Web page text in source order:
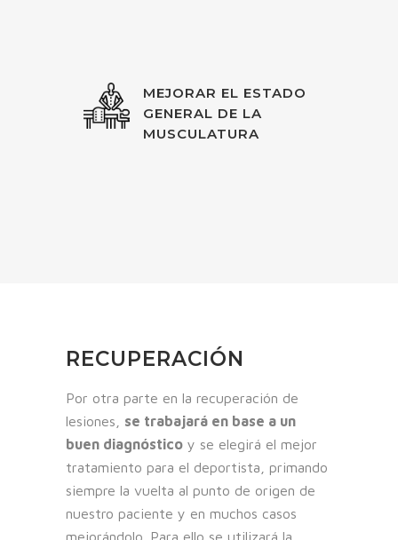
MEJORAR EL ESTADO
GENERAL DE LA
MUSCULATURA
RECUPERACIÓN
Por otra parte en la recuperación de
lesiones, se trabajará en base a un
buen diagnóstico y se elegirá el mejor
tratamiento para el deportista, primando
siempre la vuelta al punto de origen de
nuestro paciente y en muchos casos
mejorándolo. Para ello se utilizará la